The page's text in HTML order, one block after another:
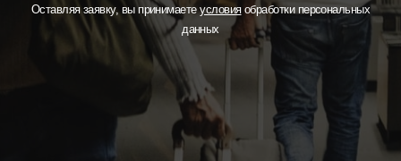
Оставляя заявку, вы принимаетеусловияобработки персональных
данных